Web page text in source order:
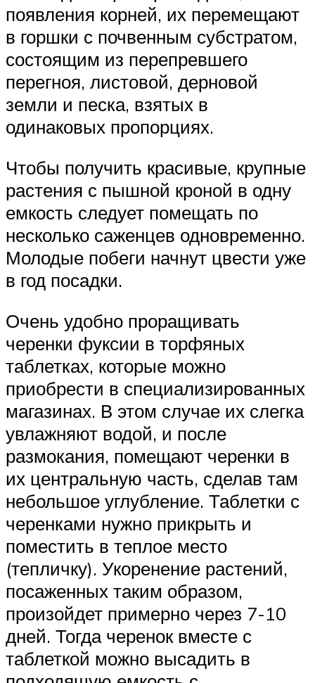
появления корней, их перемещают
в горшки с почвенным субстратом,
состоящим из перепревшего
перегноя, листовой, дерновой
земли и песка, взятых в
одинаковых пропорциях.
Чтобы получить красивые, крупные
растения с пышной кроной в одну
емкость следует помещать по
несколько саженцев одновременно.
Молодые побеги начнут цвести уже
в год посадки.
Очень удобно проращивать
черенки фуксии в торфяных
таблетках, которые можно
приобрести в специализированных
магазинах. В этом случае их слегка
увлажняют водой, и после
размокания, помещают черенки в
их центральную часть, сделав там
небольшое углубление. Таблетки с
черенками нужно прикрыть и
поместить в теплое место
(тепличку). Укоренение растений,
посаженных таким образом,
произойдет примерно через 7-10
дней. Тогда черенок вместе с
таблеткой можно высадить в